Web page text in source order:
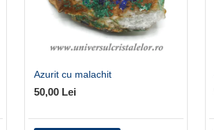
Azurit cu malachit
50,00 Lei